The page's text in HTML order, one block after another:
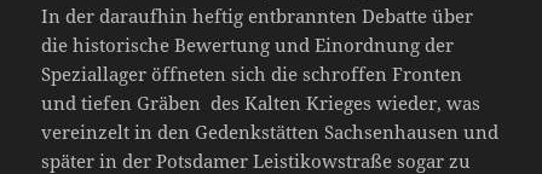
In der daraufhin heftig entbrannten Debatte über
die historische Bewertung und Einordnung der
Speziallager öffneten sich die schroffen Fronten
und tiefen Gräben des Kalten Krieges wieder, was
vereinzelt in den Gedenkstätten Sachsenhausen und
später in der Potsdamer Leistikowstraße sogar zu